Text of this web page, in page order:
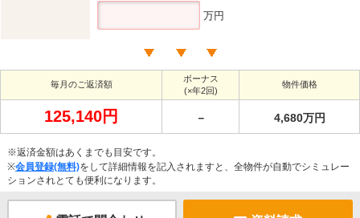
万円
毎月のご返済額
ボーナス
(×年2回)
物件価格
125,140円 － 4,680万円
※返済金額はあくまでも目安です。
※会員登録(無料)をして詳細情報を記入されますと、全物件が自動でシミュレー
ションされとても便利になります。